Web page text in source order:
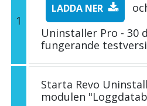
1
LADDA NER
Uninstaller Pro - 30
fungerande
Starta Revo
modulen